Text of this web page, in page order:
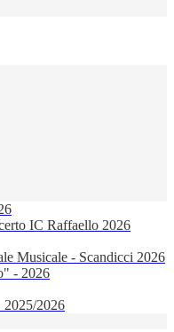
IC Raffaello 2026
Musicale - Scandicci 2026
- 2026
2026